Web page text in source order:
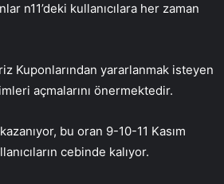
n11’deki kullanıcılara her zaman
Kuponlarından yararlanmak isteyen
açmalarını önermektedir.
bu oran 9-10-11 Kasım
cebinde kalıyor.